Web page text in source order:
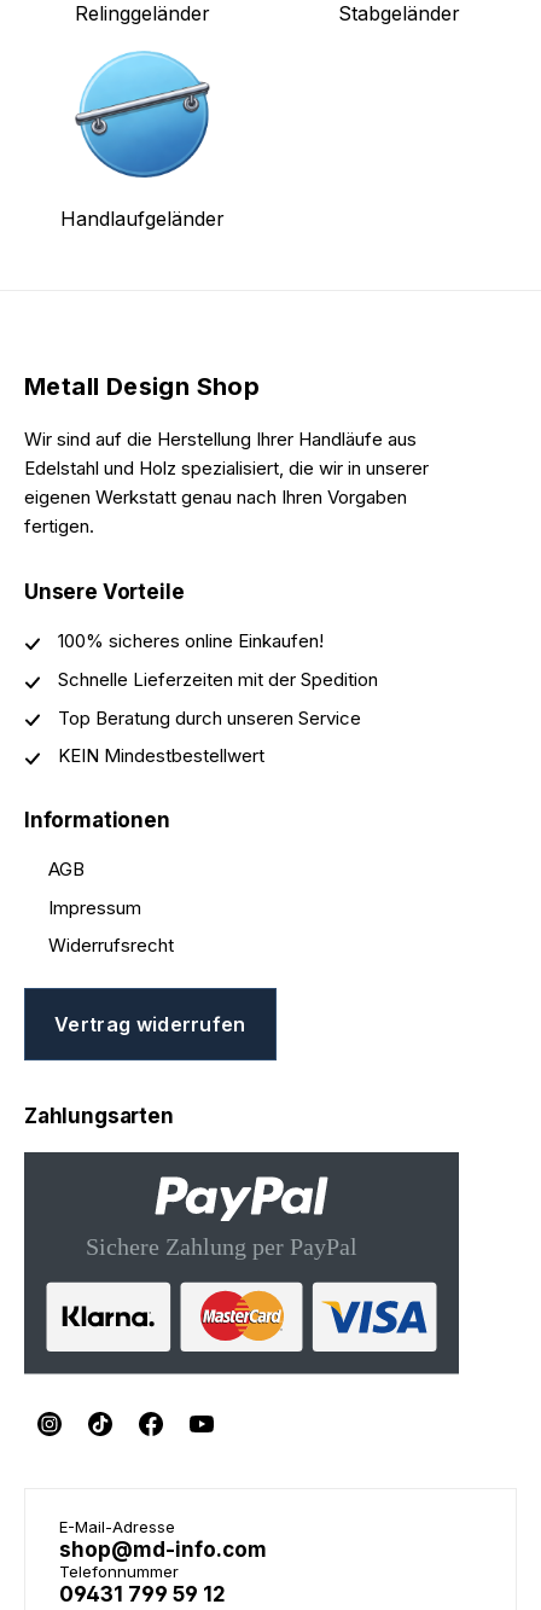
Relinggeländer Stabgeländer
Handlaufgeländer
Metall Design Shop
Wir sind auf die Herstellung Ihrer Handläufe aus
Edelstahl und Holz spezialisiert, die wir in unserer
eigenen Werkstatt genau nach Ihren Vorgaben
fertigen.
Unsere Vorteile
100% sicheres online Einkaufen!
Schnelle Lieferzeiten mit der Spedition
Top Beratung durch unseren Service
KEIN Mindestbestellwert
Informationen
AGB
Impressum
Widerrufsrecht
Vertrag widerrufen
Zahlungsarten
E-Mail-Adresse
shop@md-info.com
Telefonnummer
09431 799 59 12